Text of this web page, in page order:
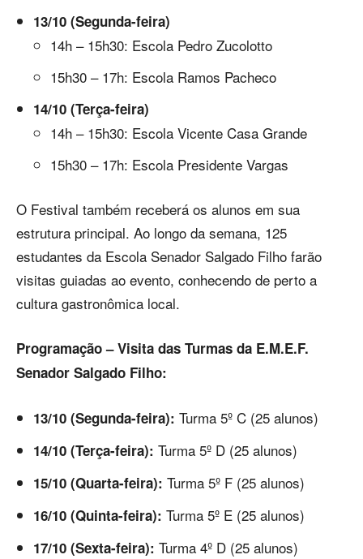
13/10 (Segunda-feira)
14h – 15h30: Escola Pedro Zucolotto
15h30 – 17h: Escola Ramos Pacheco
14/10 (Terça-feira)
14h – 15h30: Escola Vicente Casa Grande
15h30 – 17h: Escola Presidente Vargas
O Festival também receberá os alunos em sua
estrutura principal. Ao longo da semana, 125
estudantes da Escola Senador Salgado Filho farão
visitas guiadas ao evento, conhecendo de perto a
cultura gastronômica local.
Programação – Visita das Turmas da E.M.E.F.
Senador Salgado Filho:
13/10 (Segunda-feira): Turma 5º C (25 alunos)
14/10 (Terça-feira): Turma 5º D (25 alunos)
15/10 (Quarta-feira): Turma 5º F (25 alunos)
16/10 (Quinta-feira): Turma 5º E (25 alunos)
17/10 (Sexta-feira): Turma 4º D (25 alunos)